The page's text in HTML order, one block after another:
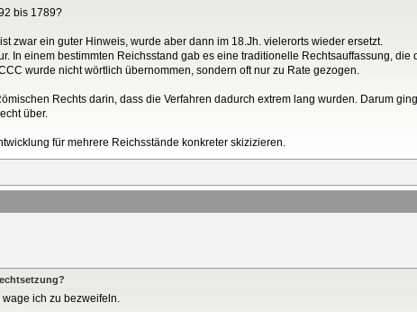
bis 1789?
zwar ein guter Hinweis, wurde aber dann im 18.Jh. vielerorts wieder ersetzt.
In einem bestimmten Reichsstand gab es eine traditionelle Rechtsauffassung,
wurde nicht wörtlich übernommen, sondern oft nur zu Rate gezogen.
Rechts darin, dass die Verfahren dadurch extrem lang wurden. Darum
über.
für mehrere Reichsstände konkreter skizizieren.
ich zu bezweifeln.